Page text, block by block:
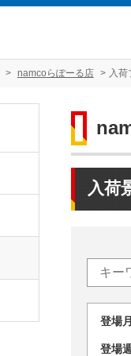
namcoらぽーる店 入荷
入荷
登
登